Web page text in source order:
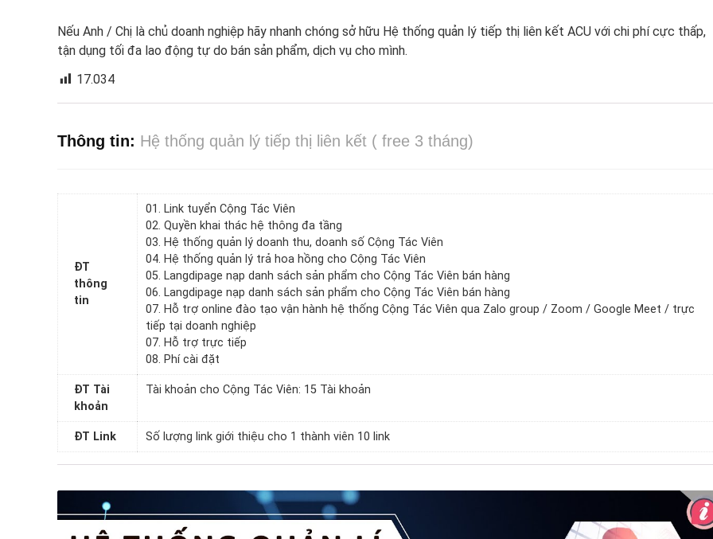
Nếu Anh / Chị là chủ doanh nghiệp hãy nhanh chóng sở hữu Hệ thống quản lý tiếp thị liên kết ACU với chi phí cực thấp,
tận dụng tối đa lao động tự do bán sản phẩm, dịch vụ cho mình.
17.034
Thông tin: Hệ thống quản lý tiếp thị liên kết ( free 3 tháng)
ĐT
thông
tin
01. Link tuyển Cộng Tác Viên
02. Quyền khai thác hệ thông đa tầng
03. Hệ thống quản lý doanh thu, doanh số Cộng Tác Viên
04. Hệ thống quản lý trả hoa hồng cho Cộng Tác Viên
05. Langdipage nạp danh sách sản phẩm cho Cộng Tác Viên bán hàng
06. Langdipage nạp danh sách sản phẩm cho Cộng Tác Viên bán hàng
07. Hỗ trợ online đào tạo vận hành hệ thống Cộng Tác Viên qua Zalo group / Zoom / Google Meet / trực
tiếp tại doanh nghiệp
07. Hỗ trợ trực tiếp
08. Phí cài đặt
ĐT Tài
khoản
Tài khoản cho Cộng Tác Viên: 15 Tài khoản
ĐT Link Số lượng link giới thiệu cho 1 thành viên 10 link